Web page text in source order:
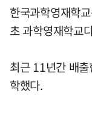
한국과학영재학
초 과학영재학교
최근 11년간 배
학했다.